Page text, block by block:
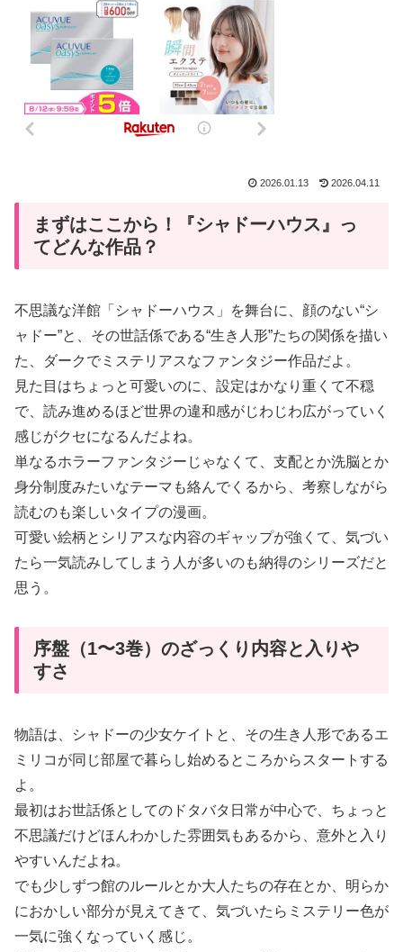
2026.01.13 2026.04.11
まずはここから！『シャドーハウス』っ
てどんな作品？
不思議な洋館「シャドーハウス」を舞台に、顔のない“シ
ャドー”と、その世話係である“生き人形”たちの関係を描い
た、ダークでミステリアスなファンタジー作品だよ。
見た目はちょっと可愛いのに、設定はかなり重くて不穏
で、読み進めるほど世界の違和感がじわじわ広がっていく
感じがクセになるんだよね。
単なるホラーファンタジーじゃなくて、支配とか洗脳とか
身分制度みたいなテーマも絡んでくるから、考察しながら
読むのも楽しいタイプの漫画。
可愛い絵柄とシリアスな内容のギャップが強くて、気づい
たら一気読みしてしまう人が多いのも納得のシリーズだと
思う。
序盤（1〜3巻）のざっくり内容と入りや
すさ
物語は、シャドーの少女ケイトと、その生き人形であるエ
ミリコが同じ部屋で暮らし始めるところからスタートする
よ。
最初はお世話係としてのドタバタ日常が中心で、ちょっと
不思議だけどほんわかした雰囲気もあるから、意外と入り
やすいんだよね。
でも少しずつ館のルールとか大人たちの存在とか、明らか
におかしい部分が見えてきて、気づいたらミステリー色が
一気に強くなっていく感じ。